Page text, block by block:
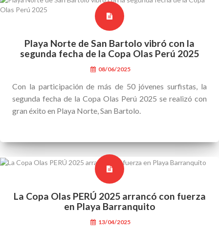
Playa Norte de San Bartolo vibró con la
segunda fecha de la Copa Olas Perú 2025
08/06/2025
Con la participación de más de 50 jóvenes surfistas, la
segunda fecha de la Copa Olas Perú 2025 se realizó con
gran éxito en Playa Norte, San Bartolo.
La Copa Olas PERÚ 2025 arrancó con fuerza
en Playa Barranquito
13/04/2025